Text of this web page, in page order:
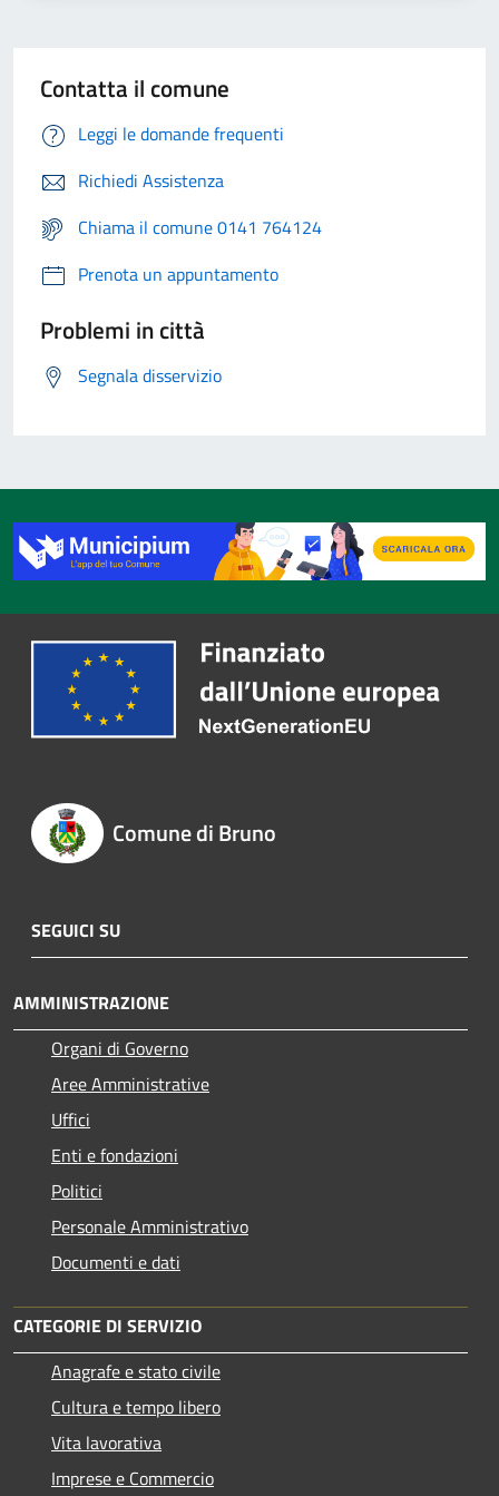
Contatta il comune
Leggi le domande frequenti
Richiedi Assistenza
Chiama il comune 0141 764124
Prenota un appuntamento
Problemi in città
Segnala disservizio
Comune di Bruno
SEGUICI SU
AMMINISTRAZIONE
Organi di Governo
Aree Amministrative
Uffici
Enti e fondazioni
Politici
Personale Amministrativo
Documenti e dati
CATEGORIE DI SERVIZIO
Anagrafe e stato civile
Cultura e tempo libero
Vita lavorativa
Imprese e Commercio